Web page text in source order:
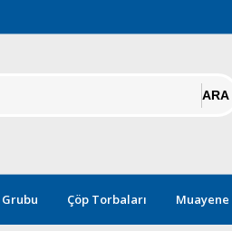
Grubu Çöp Torbaları